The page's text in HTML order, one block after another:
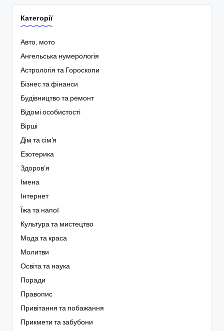
Категорії
Авто, мото
Ангельська нумерологія
Астрологія та Гороскопи
Бізнес та фінанси
Будівництво та ремонт
Відомі особистості
Вірші
Дім та сім'я
Езотерика
Здоров’я
Імена
Інтернет
Їжа та напої
Культура та мистецтво
Мода та краса
Молитви
Освіта та наука
Поради
Правопис
Привітання та побажання
Прикмети та забубони